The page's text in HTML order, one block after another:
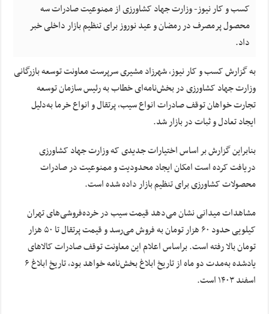
کسب و کار نیوز- وزارت جهاد کشاورزی از ممنوعیت صادرات سه
محصول پرمصرف در رمضان و عید نوروز برای تنظیم بازار داخلی خبر
داد.
به گزارش کسب و کار نیوز، شهرزاد مشیری سرپرست معاونت توسعه بازرگانی
وزارت جهاد کشاورزی در بخش‌نامه‌ای خطاب به رئیس سازمان توسعه
تجارت خواهان توقف صادرات انواع سیب، پرتقال و انواع خرما به‌دلیل
ایجاد تعادل و ثبات در بازار شد.
بنابراین گزارش بر اساس اختیارات جدیدی که وزارت جهاد کشاورزی
دریافت کرده است امکان ایجاد محدودیت و ممنوعیت در صادرات
محصولات کشاورزی برای تنظیم بازار داده شده است.
مشاهدات میدانی نشان می‌دهد قیمت سیب در خرده‌فروشی‌های تهران
کیلویی حدود ۶۰ هزار تومان به فروش می‌رسد و قیمت پرتقال تا ۵۰ هزار
تومان بالا رفته است. براساس اعلام این معاونت توقف صادرات کالاهای
یادشده به‌مدت دو ماه از تاریخ ابلاغ بخش‌نامه خواهد بود، تاریخ ابلاغ ۶
اسفند ۱۴۰۳ است.